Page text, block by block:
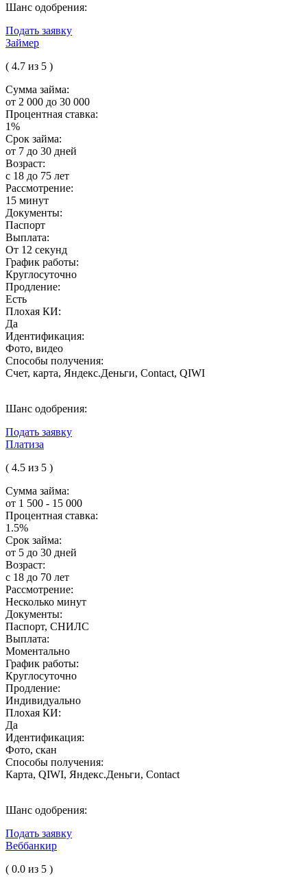
Шанс одобрения:
Подать заявку
Займер
( 4.7 из 5 )
Сумма займа:
от 2 000 до 30 000
Процентная ставка:
1%
Срок займа:
от 7 до 30 дней
Возраст:
с 18 до 75 лет
Рассмотрение:
15 минут
Документы:
Паспорт
Выплата:
От 12 секунд
График работы:
Круглосуточно
Продление:
Есть
Плохая КИ:
Да
Идентификация:
Фото, видео
Способы получения:
Счет, карта, Яндекс.Деньги, Contact, QIWI
Шанс одобрения:
Подать заявку
Платиза
( 4.5 из 5 )
Сумма займа:
от 1 500 - 15 000
Процентная ставка:
1.5%
Срок займа:
от 5 до 30 дней
Возраст:
с 18 до 70 лет
Рассмотрение:
Несколько минут
Документы:
Паспорт, СНИЛС
Выплата:
Моментально
График работы:
Круглосуточно
Продление:
Индивидуально
Плохая КИ:
Да
Идентификация:
Фото, скан
Способы получения:
Карта, QIWI, Яндекс.Деньги, Contact
Шанс одобрения:
Подать заявку
Веббанкир
( 0.0 из 5 )